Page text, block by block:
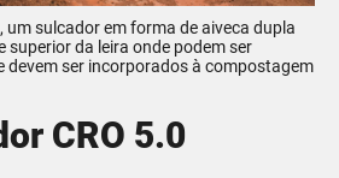
um sulcador em forma de aiveca dupla
da leira onde podem ser
devem ser incorporados à compostagem
CRO 5.0